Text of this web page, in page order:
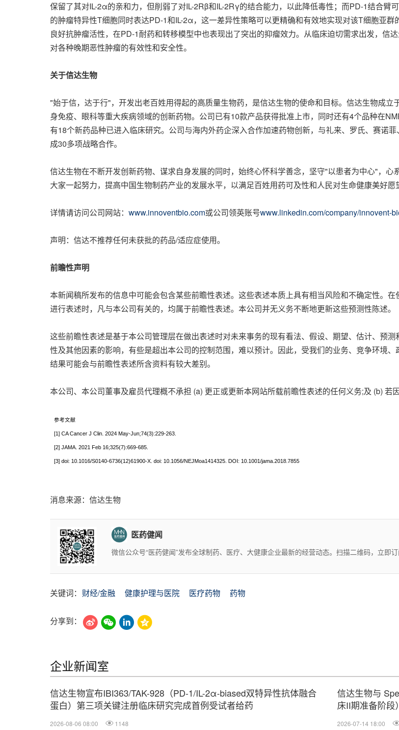
保留了其对IL-2α的亲和力，但削弱了对IL-2Rβ和IL-2Rγ的结合能力，以此降低毒性；而PD-1结合臂
的肿瘤特异性T细胞同时表达PD-1和IL-2α，这一差异性策略可以更精确和有效地实现对该T细胞亚
良好抗肿瘤活性，在PD-1耐药和转移模型中也表现出了突出的抑瘤效力。从临床迫切需求出发，信
对各种晚期恶性肿瘤的有效性和安全性。
关于信达生物
"始于信，达于行"，开发出老百姓用得起的高质量生物药，是信达生物的使命和目标。信达生物成
身免疫、眼科等重大疾病领域的创新药物。公司已有10款产品获得批准上市，同时还有4个品种在
有18个新药品种已进入临床研究。公司与海内外药企深入合作加速药物创新，与礼来、罗氏、赛诺
成30多项战略合作。
信达生物在不断开发创新药物、谋求自身发展的同时，始终心怀科学善念，坚守"以患者为中心"，
大家一起努力，提高中国生物制药产业的发展水平，以满足百姓用药可及性和人民对生命健康美好愿
详情请访问公司网站： www.innoventbio.com或公司领英账号www.linkedin.com/company/innovent-
声明：信达不推荐任何未获批的药品/适应症使用。
前瞻性声明
本新闻稿所发布的信息中可能会包含某些前瞻性表述。这些表述本质上具有相当风险和不确定性。
进行表述时，凡与本公司有关的，均属于前瞻性表述。本公司并无义务不断地更新这些预测性陈述。
这些前瞻性表述是基于本公司管理层在做出表述时对未来事务的现有看法、假设、期望、估计、预
性及其他因素的影响，有些是超出本公司的控制范围，难以预计。因此，受我们的业务、竞争环境
结果可能会与前瞻性表述所含资料有较大差别。
本公司、本公司董事及雇员代理概不承担 (a) 更正或更新本网站所载前瞻性表述的任何义务;及 (b) 若
参考文献
[1] CA Cancer J Clin. 2024 May-Jun;74(3):229-263.
[2] JAMA. 2021 Feb 16;325(7):669-685.
[3] doi: 10.1016/S0140-6736(12)61900-X. doi: 10.1056/NEJMoa1414325. DOI: 10.1001/jama.2018.7855
消息来源：信达生物
医药健闻
微信公众号“医药健闻”发布全球制药、医疗、大健康企业最新的经营动态。扫描二维码，立即订
关键词： 财经/金融 健康护理与医院 医疗药物 药物
分享到：
企业新闻室
信达生物宣布IBI363/TAK-928（PD-1/IL-2α-biased双特异性抗体融合
蛋白）第三项关键注册临床研究完成首例受试者给药
2026-08-06 08:00 1148
信达生物与
床II期准备阶段
2026-07-14 18:00